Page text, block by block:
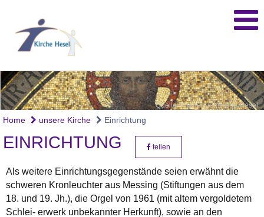
Quelle: Kirchengemeinde Hesel
Home unsere Kirche Einrichtung
EINRICHTUNG teilen
Als weitere Einrichtungsgegenstände seien erwähnt die
schweren Kronleuchter aus Messing (Stiftungen aus dem
18. und 19. Jh.), die Orgel von 1961 (mit altem vergoldetem
Schlei- erwerk unbekannter Herkunft), sowie an den